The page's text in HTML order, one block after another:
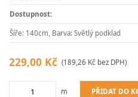
Dostupnost:
Šíře: 140cm, Barva: Světlý podklad
229,00 Kč (189,26 Kč bez DPH)
m PŘIDAT DO